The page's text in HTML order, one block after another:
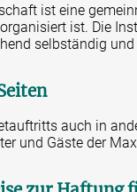
ist eine
ist. Die
selbständig
auch in
und Gäste der